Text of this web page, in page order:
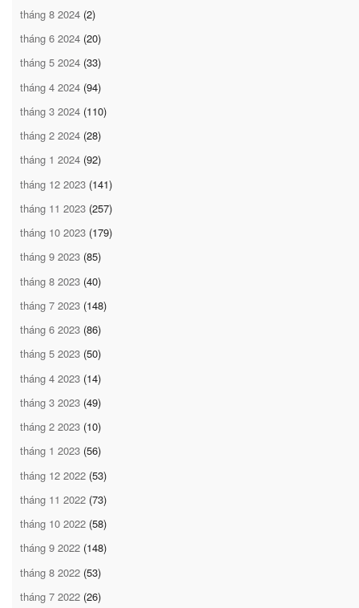
tháng 8 2024 (2)
tháng 6 2024 (20)
tháng 5 2024 (33)
tháng 4 2024 (94)
tháng 3 2024 (110)
tháng 2 2024 (28)
tháng 1 2024 (92)
tháng 12 2023 (141)
tháng 11 2023 (257)
tháng 10 2023 (179)
tháng 9 2023 (85)
tháng 8 2023 (40)
tháng 7 2023 (148)
tháng 6 2023 (86)
tháng 5 2023 (50)
tháng 4 2023 (14)
tháng 3 2023 (49)
tháng 2 2023 (10)
tháng 1 2023 (56)
tháng 12 2022 (53)
tháng 11 2022 (73)
tháng 10 2022 (58)
tháng 9 2022 (148)
tháng 8 2022 (53)
tháng 7 2022 (26)